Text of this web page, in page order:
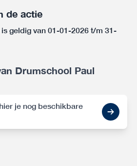
de actie
geldig van 01-01-2026 t/m 31-
Drumschool Paul
je nog beschikbare